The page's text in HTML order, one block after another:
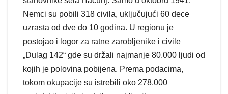
Nemci su pobili 318 civila, uključujući 60 dece
uzrasta od dve do 10 godina. U regionu je
postojao i logor za ratne zarobljenike i civile
„Dulag 142“ gde su držali najmanje 80.000 ljudi od
kojih je polovina pobijena. Prema podacima,
tokom okupacije su istrebili oko 278.000